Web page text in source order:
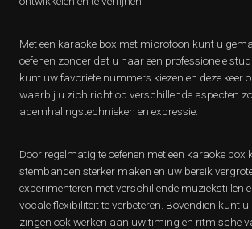
Met een karaoke box met microfoon kunt u
oefenen zonder dat u naar een professionele
kunt uw favoriete nummers kiezen en deze keer
waarbij u zich richt op verschillende aspecten
ademhalingstechnieken en expressie.
Door regelmatig te oefenen met een karaoke box
stembanden sterker maken en uw bereik
experimenteren met verschillende muziekstijlen
vocale flexibiliteit te verbeteren. Bovendien kunt
zingen ook werken aan uw timing en ritmische